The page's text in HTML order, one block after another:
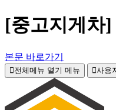
[중고지게차]
본문 바로가기
전체메뉴 열기 메뉴 사용